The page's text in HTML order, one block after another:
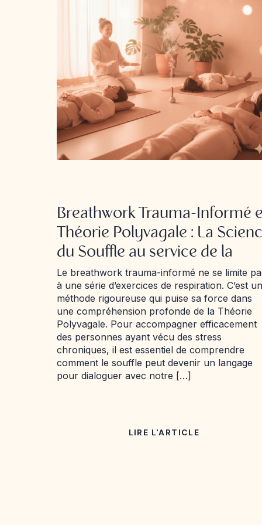
Breathwork Trauma-Informé
Théorie Polyvagale : La
du Souffle au service de la
Guérison
LIRE L'ARTICLE
Le breathwork trauma-informé ne se limite
à une série d’exercices de respiration. C’est
méthode rigoureuse qui puise sa force dans
une compréhension profonde de la Théorie
Polyvagale. Pour accompagner efficacement
des personnes ayant vécu des stress
chroniques, il est essentiel de comprendre
comment le souffle peut devenir un langage
pour dialoguer avec notre […]